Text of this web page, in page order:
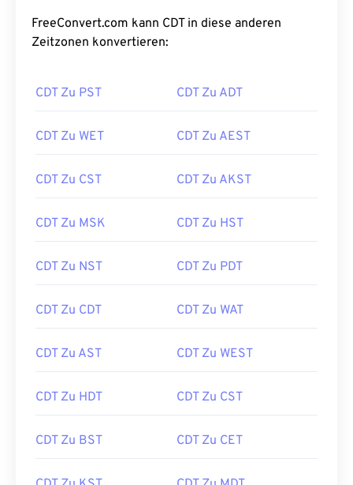
FreeConvert.com kann CDT in diese anderen
Zeitzonen konvertieren:
CDT Zu PST CDT Zu ADT
CDT Zu WET CDT Zu AEST
CDT Zu CST CDT Zu AKST
CDT Zu MSK CDT Zu HST
CDT Zu NST CDT Zu PDT
CDT Zu CDT CDT Zu WAT
CDT Zu AST CDT Zu WEST
CDT Zu HDT CDT Zu CST
CDT Zu BST CDT Zu CET